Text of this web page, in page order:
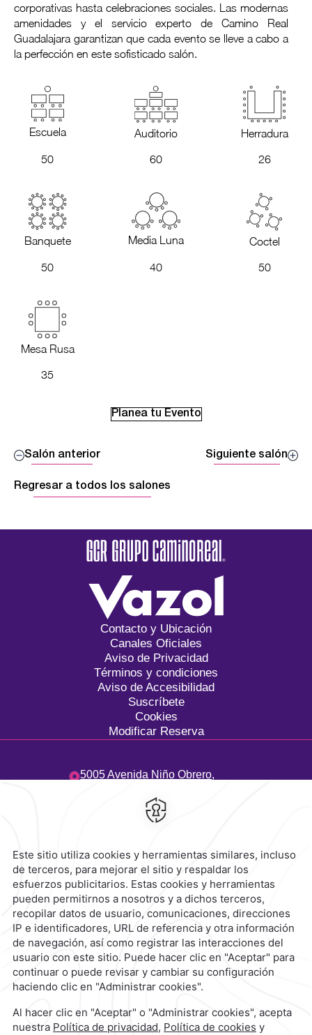
corporativas hasta celebraciones sociales. Las modernas
amenidades y el servicio experto de Camino Real
Guadalajara garantizan que cada evento se lleve a cabo a
la perfección en este sofisticado salón.
Escuela
50
Auditorio
60
Herradura
26
Banquete
50
Media Luna
40
Coctel
50
Mesa Rusa
35
Planea tu Evento
Salón anterior
Regresar a todos los salones
Siguiente salón
Contacto y Ubicación
Canales Oficiales
Aviso de Privacidad
Términos y condiciones
Aviso de Accesibilidad
Suscríbete
Cookies
Modificar Reserva
5005 Avenida Niño Obrero,
33 3134 2424
contacto@caminoreal.com
reservaciones@caminoreal.com